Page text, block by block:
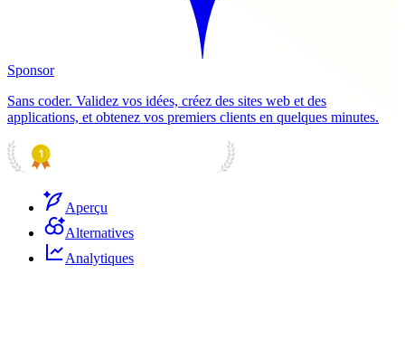
Sponsor
Sans coder. Validez vos idées, créez des sites web et des
applications, et obtenez vos premiers clients en quelques minutes.
Aperçu
Alternatives
Analytiques